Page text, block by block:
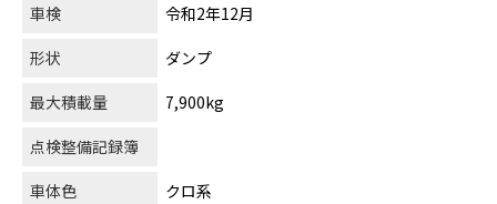
車検
令和2年12月
形状
ダンプ
最大積載量
7,900kg
点検整備記録簿
車体色
クロ系